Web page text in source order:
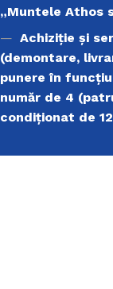
„Muntele Athos
Achiziție și
(demontare,
punere în
număr de 4
condiționat de